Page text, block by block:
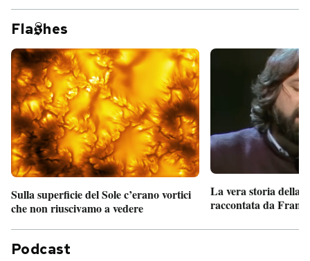
Fla hes
Sulla superficie del Sole c’erano vortici
che non riuscivamo a vedere
La vera storia della
raccontata da
Podcast